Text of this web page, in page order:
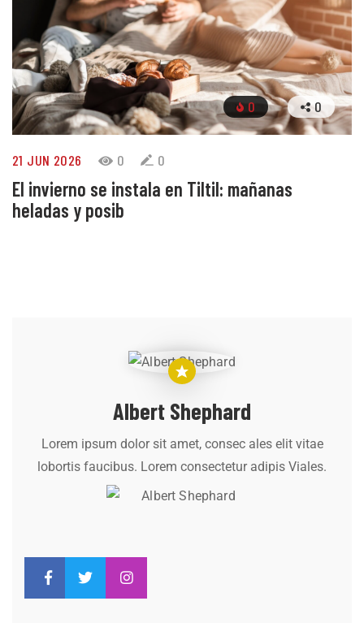
0 0
21 JUN 2026 0 0
El invierno se instala en Tiltil: mañanas
heladas y posib
Albert Shephard
Lorem ipsum dolor sit amet, consec ales elit vitae
lobortis faucibus. Lorem consectetur adipis Viales.